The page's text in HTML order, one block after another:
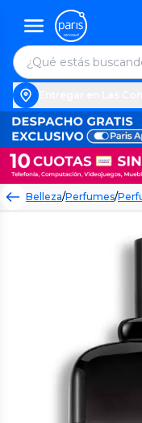
Belleza/Perfumes/